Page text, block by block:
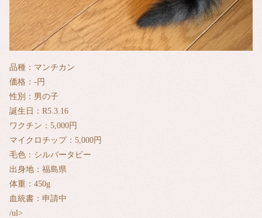
品種：マンチカン
価格：-円
性別：男の子
誕生日：R5.3.16
ワクチン：5,000円
マイクロチップ：5,000円
毛色：シルバータビー
出身地：福島県
体重：450g
血統書：申請中
/ul>